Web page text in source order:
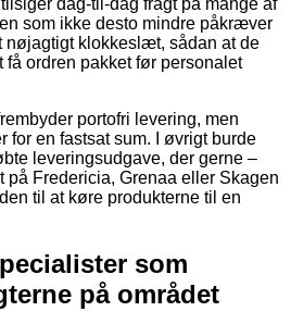
som ikke desto mindre påkræver
nøjagtigt klokkeslæt, sådan at de
få ordren pakket før personalet
portofri levering, men
for en fastsat sum. I øvrigt burde
leveringsudgave, der gerne –
på Fredericia, Grenaa eller Skagen
til at køre produkterne til en
som
på området